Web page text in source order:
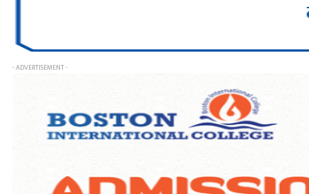
- ADVERTISEMENT -